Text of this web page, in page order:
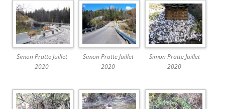
Simon Pratte Juillet
2020
Simon Pratte Juillet
2020
Simon Pratte Juillet
2020